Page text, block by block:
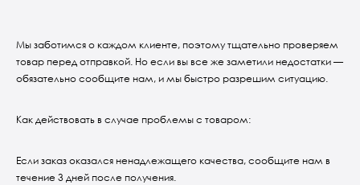
Мы заботимся о каждом клиенте, поэтому тщательно проверяем
товар перед отправкой. Но если вы все же заметили недостатки —
обязательно сообщите нам, и мы быстро разрешим ситуацию.
Как действовать в случае проблемы с товаром:
Если заказ оказался ненадлежащего качества, сообщите нам в
течение 3 дней после получения.